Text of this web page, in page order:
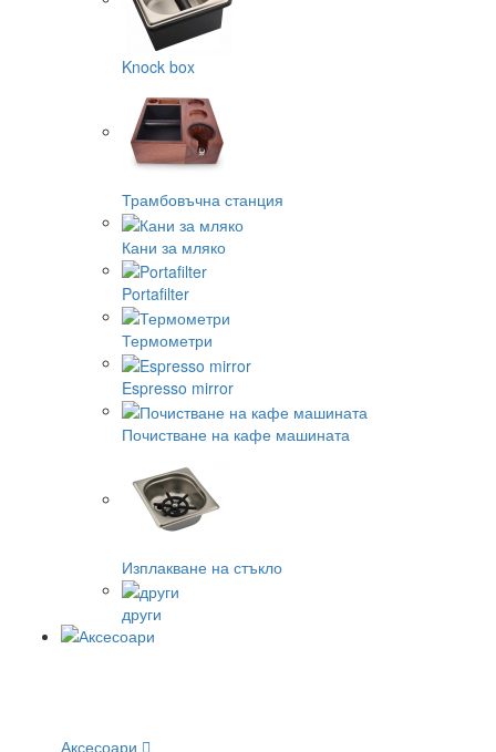
Knock box
Трамбовъчна станция
Кани за мляко
Portafilter
Термометри
Espresso mirror
Почистване на кафе машината
Изплакване на стъкло
други
Аксесоари